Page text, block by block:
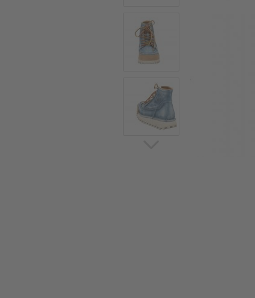
Jagdschuhe
Jagdschuhe für Damen
Winterjagd und
Gummistiefel
Zwiegenähte Jagdschuhe